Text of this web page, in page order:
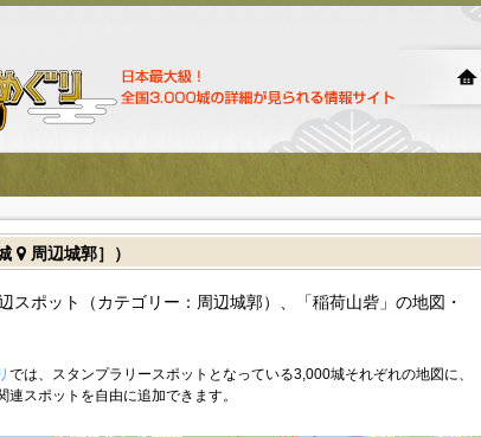
周辺城郭］）
スポット（カテゴリー：周辺城郭）、「稲荷山砦」の地図・
では、スタンプラリースポットとなっている3,000城それぞれの地図に、
スポットを自由に追加できます。